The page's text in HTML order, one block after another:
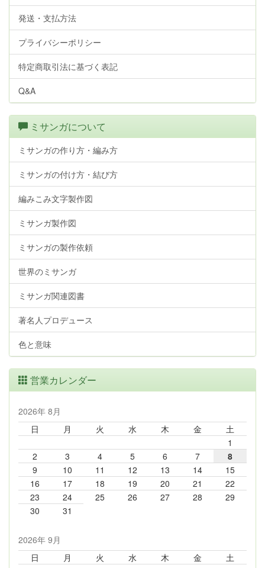
発送・支払方法
プライバシーポリシー
特定商取引法に基づく表記
Q&A
ミサンガについて
ミサンガの作り方・編み方
ミサンガの付け方・結び方
編みこみ文字製作図
ミサンガ製作図
ミサンガの製作依頼
世界のミサンガ
ミサンガ関連図書
著名人プロデュース
色と意味
営業カレンダー
2026年 8月
日
月 火 水 木 金
土
1
2
3 4 5 6 7
8
9
10 11 12 13 14
15
16
17 18 19 20 21
22
23
24 25 26 27 28
29
30
31
2026年 9月
日
月 火 水 木 金
土